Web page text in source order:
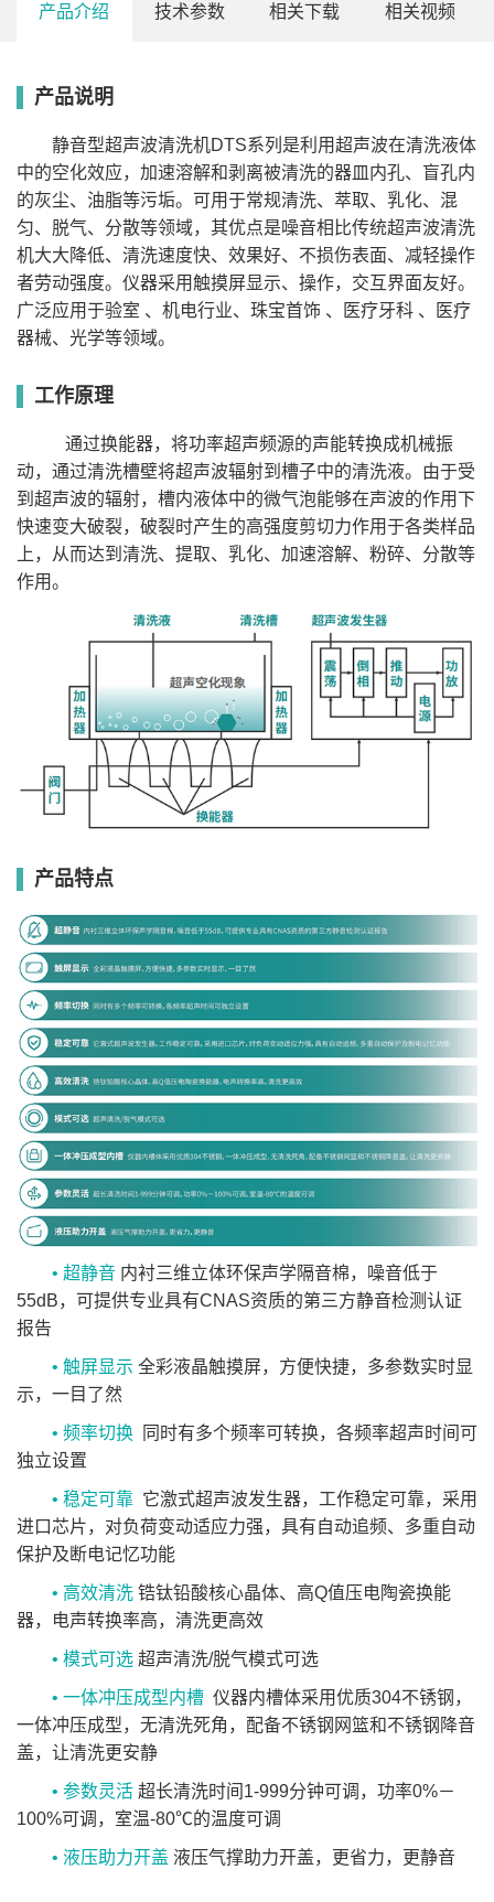
产品介绍 技术参数 相关下载 相关视频
产品说明
静音型超声波清洗机DTS系列是利用超声波在清洗液体
中的空化效应，加速溶解和剥离被清洗的器皿内孔、盲孔内
的灰尘、油脂等污垢。可用于常规清洗、萃取、乳化、混
匀、脱气、分散等领域，其优点是噪音相比传统超声波清洗
机大大降低、清洗速度快、效果好、不损伤表面、减轻操作
者劳动强度。仪器采用触摸屏显示、操作，交互界面友好。
广泛应用于验室 、机电行业、珠宝首饰 、医疗牙科 、医疗
器械、光学等领域。
工作原理
通过换能器，将功率超声频源的声能转换成机械振
动，通过清洗槽壁将超声波辐射到槽子中的清洗液。由于受
到超声波的辐射，槽内液体中的微气泡能够在声波的作用下
快速变大破裂，破裂时产生的高强度剪切力作用于各类样品
上，从而达到清洗、提取、乳化、加速溶解、粉碎、分散等
作用。
产品特点
• 超静音 内衬三维立体环保声学隔音棉，噪音低于
55dB，可提供专业具有CNAS资质的第三方静音检测认证
报告
• 触屏显示 全彩液晶触摸屏，方便快捷，多参数实时显
示，一目了然
• 频率切换 同时有多个频率可转换，各频率超声时间可
独立设置
• 稳定可靠 它激式超声波发生器，工作稳定可靠，采用
进口芯片，对负荷变动适应力强，具有自动追频、多重自动
保护及断电记忆功能
• 高效清洗 锆钛铅酸核心晶体、高Q值压电陶瓷换能
器，电声转换率高，清洗更高效
• 模式可选 超声清洗/脱气模式可选
• 一体冲压成型内槽 仪器内槽体采用优质304不锈钢，
一体冲压成型，无清洗死角，配备不锈钢网篮和不锈钢降音
盖，让清洗更安静
• 参数灵活 超长清洗时间1-999分钟可调，功率0%－
100%可调，室温-80℃的温度可调
• 液压助力开盖 液压气撑助力开盖，更省力，更静音
SB-2F10DTS
清洗槽
(L/W/H)
清洗槽
容积
10L 14.4L 22.5L
30L
清洗槽
材质
304不锈钢 304不锈钢 304不锈钢
304不锈钢
外壳材
质
不锈钢+静电纳米
喷塑工艺
不锈钢+静电纳米
喷塑工艺
不锈钢+静电纳米
喷塑工艺
不锈钢+
喷塑工艺
超声频
率*
40/80kHz 40/80kHz 40/80kHz
40/80kHz
频率切
换
自动切换 自动切换 自动切换
自动切换
超声功
360W
制方式
超声波
节范围
0%-100% 0%-100% 0%-100%
0%-100%
噪音等
＜55dB ＜55dB ＜55dB
＜55dB
加热功
500W 500W 800W
800W
温度调
节范围
室温~80℃
时间设
防水开关、超电流、超温保护等多重安全防护功能
超声波换能器与电控部分进行隔离，防止冷凝水导致的故障
标配
省力液压弹簧助力翻盖
手动排水阀（可选配电动排水）
电源
AC220V/50Hz